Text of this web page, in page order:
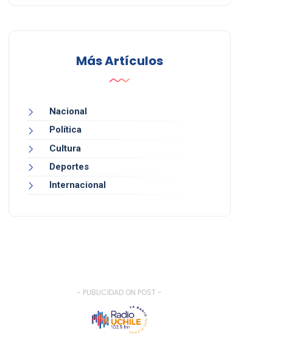
Más Artículos
Nacional
Política
Cultura
Deportes
Internacional
- PUBLICIDAD ON POST -